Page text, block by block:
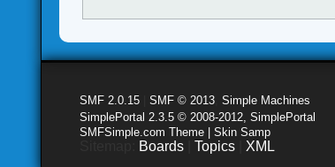
SMF 2.0.15 |SMF © 2013 ,Simple Machines
SimplePortal 2.3.5 © 2008-2012, SimplePortal
SMFSimple.com Theme | Skin Samp
Boards |Topics XML